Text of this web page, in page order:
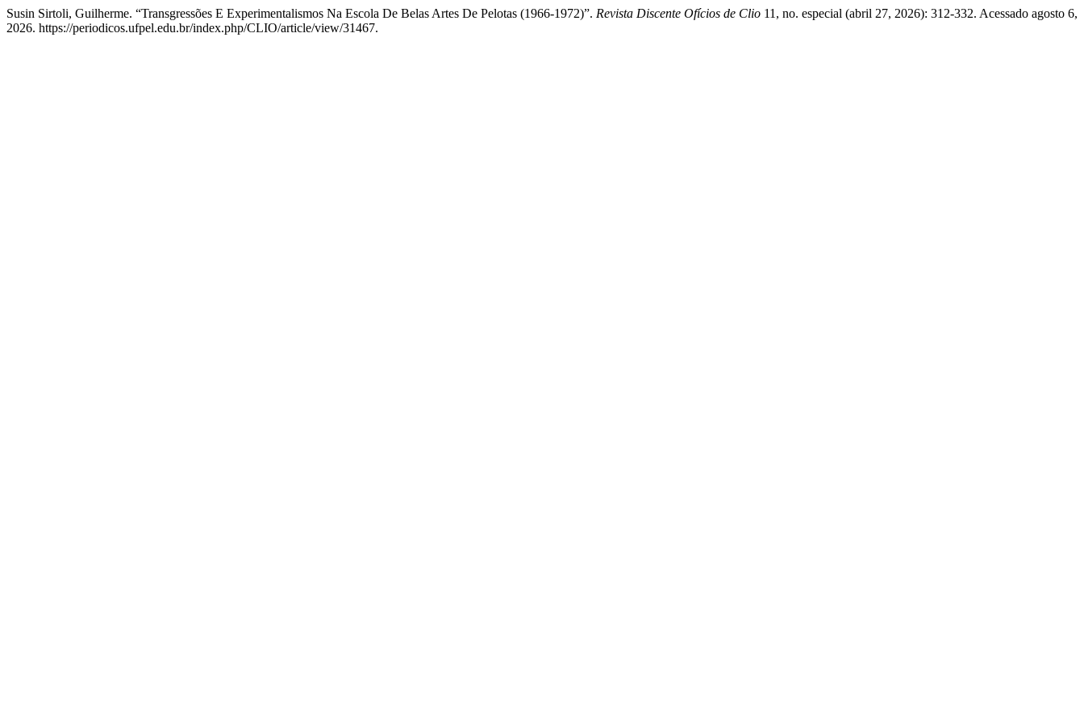
Susin Sirtoli, Guilherme. “Transgressões E Experimentalismos Na Escola De Belas Artes De Pelotas (1966-1972)”. Revista Discente Ofícios de Clio 11, no. especial (abril 27, 2026): 312-332. Acessado agosto 6,
2026. https://periodicos.ufpel.edu.br/index.php/CLIO/article/view/31467.